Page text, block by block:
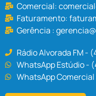
Comercial:
Faturamento:
Gerência :
Rádio Alvorada FM -
WhatsApp Estúdio -
WhatsApp